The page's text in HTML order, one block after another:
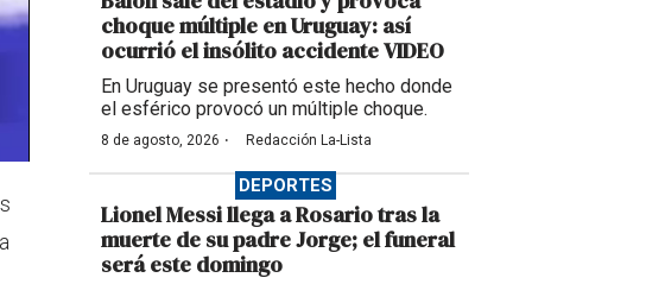
choque múltiple en Uruguay: así
ocurrió el insólito accidente VIDEO
En Uruguay se presentó este hecho donde
el esférico provocó un múltiple choque.
8 de agosto, 2026 · Redacción La-Lista
DEPORTES
Lionel Messi llega a Rosario tras la
muerte de su padre Jorge; el funeral
será este domingo